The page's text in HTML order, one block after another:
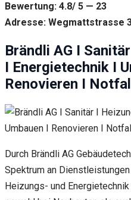
Bewertung: 4.8/ 5 — 23
Adresse: Wegmattstrasse
Brändli AG I
I Energietechnik I
Renovieren I
Durch Brändli AG
Spektrum an
Heizungs- und